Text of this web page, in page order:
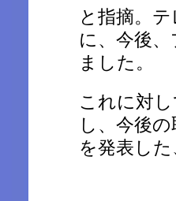
と指摘。
に、今後
ました。
これに対
し、今後
を発表し